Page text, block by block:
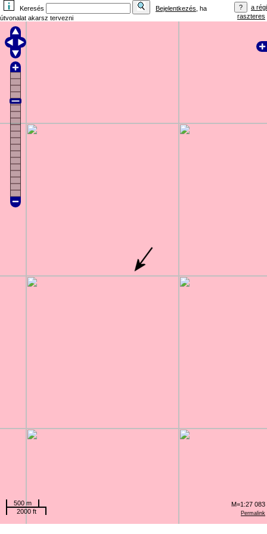
Keresés Bejelentkezés , ha
útvonalat akarsz tervezni
a régi
raszteres
Permalink
500 m
2000 ft
M=1:27 083